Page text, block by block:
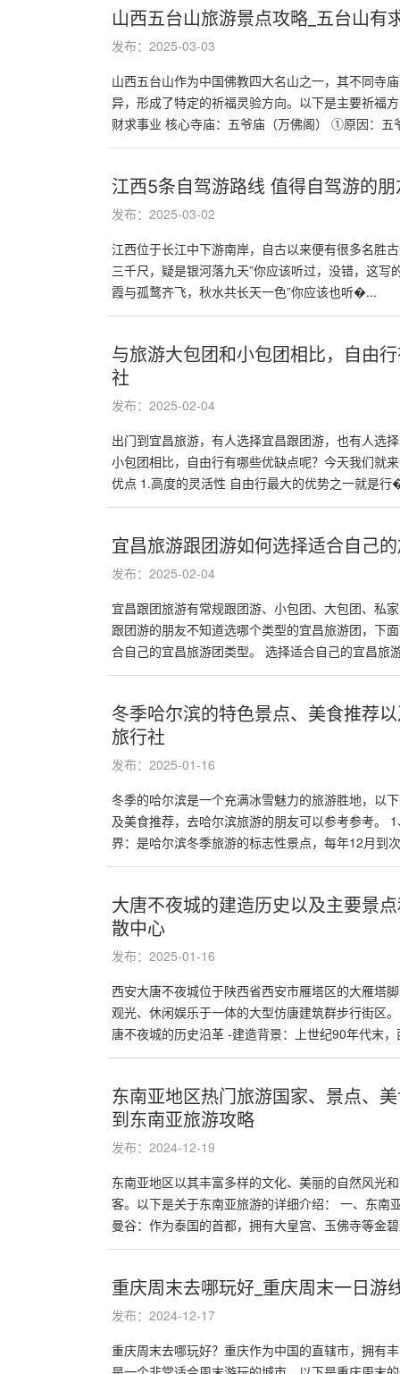
山西五台山旅游景点攻略_五台山有
发布：2025-03-03
山西五台山作为中国佛教四大名山之一，其不同寺
异，形成了特定的祈福灵验方向。以下是主要祈福
财求事业 核心寺庙：五爷庙（万佛阁） ①原因：
江西5条自驾游路线 值得自驾游的
发布：2025-03-02
江西位于长江中下游南岸，自古以来便有很多名胜
三千尺，疑是银河落九天”你应该听过，没错，这写
霞与孤鹜齐飞，秋水共长天一色”你应该也听�...
与旅游大包团和小包团相比，自由
社
发布：2025-02-04
出门到宜昌旅游，有人选择宜昌跟团游，也有人选
小包团相比，自由行有哪些优缺点呢？今天我们就
优点 1.高度的灵活性 自由行最大的优势之一就是
宜昌旅游跟团游如何选择适合自己
发布：2025-02-04
宜昌跟团旅游有常规跟团游、小包团、大包团、私
跟团游的朋友不知道选哪个类型的宜昌旅游团，下
合自己的宜昌旅游团类型。 选择适合自己的宜昌旅
冬季哈尔滨的特色景点、美食推荐
旅行社
发布：2025-01-16
冬季的哈尔滨是一个充满冰雪魅力的旅游胜地，以
及美食推荐，去哈尔滨旅游的朋友可以参考参考。
界：是哈尔滨冬季旅游的标志性景点，每年12月到
大唐不夜城的建造历史以及主要景
散中心
发布：2025-01-16
西安大唐不夜城位于陕西省西安市雁塔区的大雁塔
观光、休闲娱乐于一体的大型仿唐建筑群步行街区
唐不夜城的历史沿革 -建造背景：上世纪90年代末
东南亚地区热门旅游国家、景点、
到东南亚旅游攻略
发布：2024-12-19
东南亚地区以其丰富多样的文化、美丽的自然风光
客。以下是关于东南亚旅游的详细介绍： 一、东南
曼谷：作为泰国的首都，拥有大皇宫、玉佛寺等金
重庆周末去哪玩好_重庆周末一日游
发布：2024-12-17
重庆周末去哪玩好？重庆作为中国的直辖市，拥有